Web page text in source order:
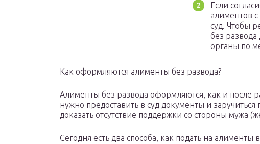
Если
алиментов
суд. Чтобы
без
органы по
Как оформляются алименты без развода?
Алименты без развода оформляются, как и после
нужно предоставить в суд документы и
доказать отсутствие поддержки со стороны мужа
Сегодня есть два способа, как подать на алименты